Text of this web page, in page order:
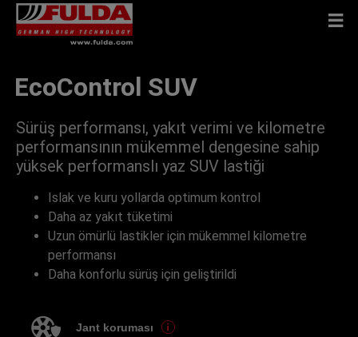
EcoControl SUV
Sürüş performansı, yakıt verimi ve kilometre
performansının mükemmel dengesine sahip
yüksek performanslı yaz SUV lastiği
Islak ve kuru yollarda optimum kontrol
Daha az yakıt tüketimi
Uzun ömürlü lastikler için mükemmel kilometre
performansı
Daha konforlu sürüş için geliştirildi
Jant koruması